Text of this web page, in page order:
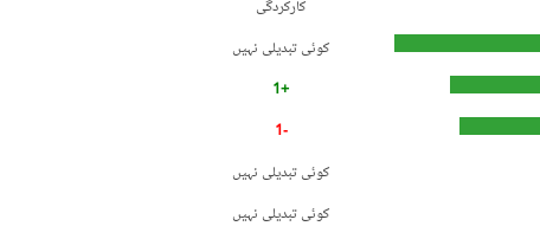
کارکردگی
کوئی تبدیلی نہیں
+1
-1
کوئی تبدیلی نہیں
کوئی تبدیلی نہیں